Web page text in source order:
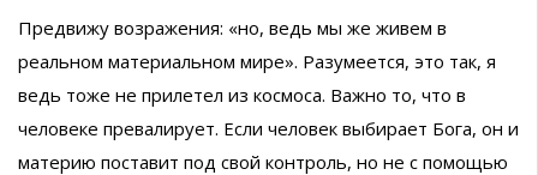
Предвижу возражения: «но, ведь мы же живем в
реальном материальном мире». Разумеется, это так, я
ведь тоже не прилетел из космоса. Важно то, что в
человеке превалирует. Если человек выбирает Бога, он и
материю поставит под свой контроль, но не с помощью